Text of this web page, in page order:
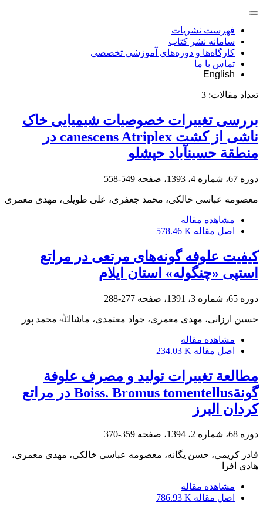
فهرست نشریات
سامانه نشر کتاب
کارگاه‌ها و دوره‌های آموزشی تخصصی
تماس با ما
English
تعداد مقالات: 3
بررسی تغییرات خصوصیات شیمیایی خاک
ناشی از کشت canescens Atriplex در
منطقة حسین‏آباد حپشلو
دوره 67، شماره 4، 1393، صفحه 549-558
معصومه عباسی خالکی، محمد جعفری، علی طویلی، مهدی معمری
مشاهده مقاله
اصل مقاله 578.46 K
کیفیت علوفه گونه‌های مرتعی در مراتع
استپی «چنگوله» استان ایلام
دوره 65، شماره 3، 1391، صفحه 277-288
حسین ارزانی، مهدی معمری، جواد معتمدی، ﻣﺎﺷﺎاﷲ محمد پور
مشاهده مقاله
اصل مقاله 234.03 K
مطالعة تغییرات تولید و مصرف علوفة
گونةBoiss. Bromus tomentellus در مراتع
کردان البرز
دوره 68، شماره 2، 1394، صفحه 359-370
قادر کریمی، حسن یگانه، معصومه عباسی خالکی، مهدی معمری،
هادی افرا
مشاهده مقاله
اصل مقاله 786.93 K